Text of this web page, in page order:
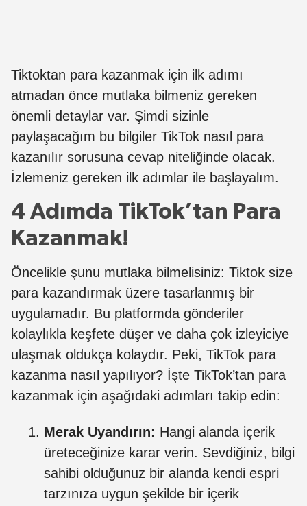
Tiktoktan para kazanmak için ilk adımı
atmadan önce mutlaka bilmeniz gereken
önemli detaylar var. Şimdi sizinle
paylaşacağım bu bilgiler TikTok nasıl para
kazanılır sorusuna cevap niteliğinde olacak.
İzlemeniz gereken ilk adımlar ile başlayalım.
4 Adımda TikTok’tan Para
Kazanmak!
Öncelikle şunu mutlaka bilmelisiniz: Tiktok size
para kazandırmak üzere tasarlanmış bir
uygulamadır. Bu platformda gönderiler
kolaylıkla keşfete düşer ve daha çok izleyiciye
ulaşmak oldukça kolaydır. Peki, TikTok para
kazanma nasıl yapılıyor? İşte TikTok’tan para
kazanmak için aşağıdaki adımları takip edin:
Merak Uyandırın: Hangi alanda içerik
üreteceğinize karar verin. Sevdiğiniz, bilgi
sahibi olduğunuz bir alanda kendi espri
tarzınıza uygun şekilde bir içerik